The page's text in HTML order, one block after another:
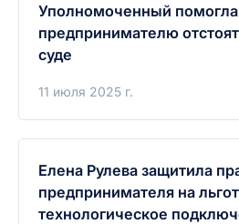
Уполномоченный помогла
предпринимателю
суде
11 июля 2025 г.
Елена Рулева защитила
предпринимателя на
технологическое